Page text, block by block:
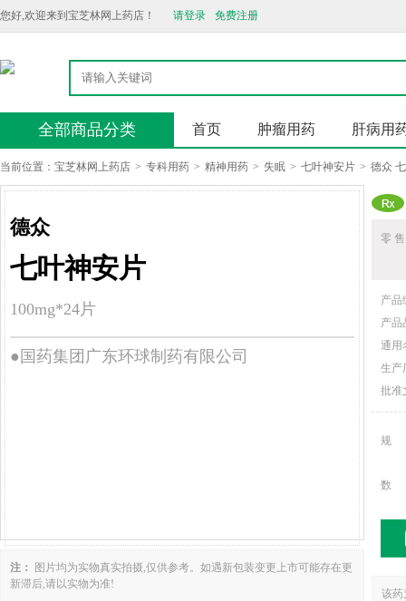
您好,欢迎来到宝芝林网上药店！ 请登录 免费注册
全部商品分类 首页 肿瘤用药 肝病用
当前位置： 宝芝林网上药店 > 专科用药 > 精神用药 > 失眠 > 七叶神安片 > 德众
德众
七叶神安片
100mg*24片
●国药集团广东环球制药有限公司
注：
图片均为实物真实拍摄,仅供参考。如遇新包装变更上市可能存在更
新滞后,请以实物为准!
零
产品
产品
通用
生产
批准
规
数
该药